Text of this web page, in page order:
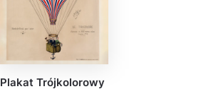
Plakat Trójkolorowy